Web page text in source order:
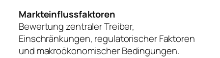
Markteinflussfaktoren
Bewertung zentraler Treiber,
Einschränkungen, regulatorischer Faktoren
und makroökonomischer Bedingungen.